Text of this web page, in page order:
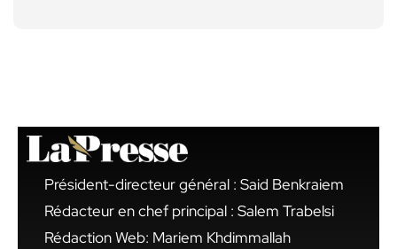
Président-directeur général : Said Benkraiem
Rédacteur en chef principal : Salem Trabelsi
Rédaction Web: Mariem Khdimmallah